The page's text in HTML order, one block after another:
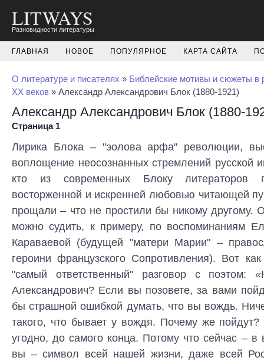
LITWAYS
Разновидности литературы
ГЛАВНАЯ НОВОЕ ПОПУЛЯРНОЕ КАРТА САЙТА
О литературе и писателях » Библейские мотивы и сюжеты в
XX веков » Александр Александрович Блок (1880-1921)
Александр Александрович Блок (1880-
Страница 1
Лирика Блока – "эолова арфа" революции,
воплощение неосознанных стремлений русской
кто из современных Блоку литераторов
восторженной и искренней любовью читающей
прощали – что не простили бы никому другому.
можно судить, к примеру, по воспоминаниям
Караваевой (будущей "матери Марии" –
героини французского Сопротивления). Вот
"самый ответственный" разговор с поэтом:
Александрович? Если вы позовете, за вами
бы страшной ошибкой думать, что вы вождь.
такого, что бывает у вождя. Почему же
угодно, до самого конца. Потому что сейчас – в
вы – символ всей нашей жизни, даже всей